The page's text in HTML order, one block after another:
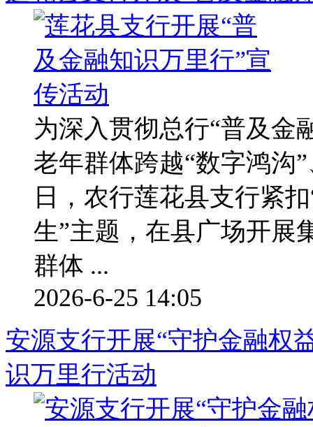
为深入贯彻总行“普及金
老年群体跨越“数字鸿沟
日，农行莲花县支行紧
生”主题，在县广场开展
群体 ...
2026-6-25 14:05
安源支行开展“守护金融权
识万里行活动